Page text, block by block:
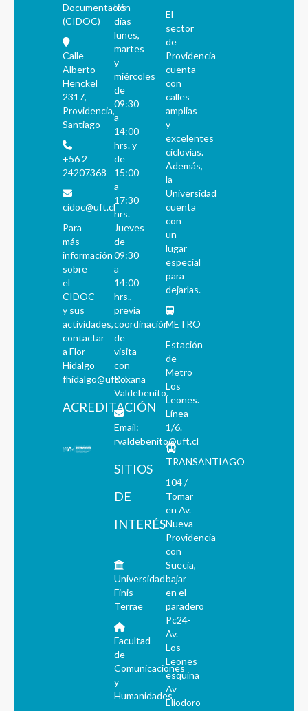
Documentación
(CIDOC)
Calle
Alberto
Henckel
2317,
Providencia,
Santiago
+56 2
24207368
cidoc@uft.cl
Para
más
información
sobre
el
CIDOC
y sus
actividades,
contactar
a Flor
Hidalgo
fhidalgo@uft.cl
ACREDITACIÓN
los
días
lunes,
martes
y
miércoles
de
09:30
a
14:00
hrs. y
de
15:00
a
17:30
hrs.
Jueves
de
09:30
a
14:00
hrs.,
previa
coordinación
de
visita
con
Roxana
Valdebenito.
Email:
rvaldebenito@uft.cl
SITIOS
DE
INTERÉS
Universidad
Finis
Terrae
Facultad
de
Comunicaciones
y
Humanidades
El
sector
de
Providencia
cuenta
con
calles
amplias
y
excelentes
ciclovías.
Además,
la
Universidad
cuenta
con
un
lugar
especial
para
dejarlas.
METRO
Estación
de
Metro
Los
Leones.
Línea
1/6.
TRANSANTIAGO
104 /
Tomar
en Av.
Nueva
Providencia
con
Suecia,
bajar
en el
paradero
Pc24-
Av.
Los
Leones
esquina
Av
Eliodoro